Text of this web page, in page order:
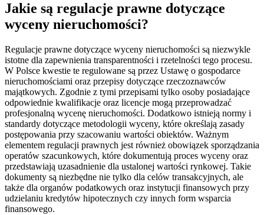
Jakie są regulacje prawne dotyczące
wyceny nieruchomości?
Regulacje prawne dotyczące wyceny nieruchomości są niezwykle
istotne dla zapewnienia transparentności i rzetelności tego procesu.
W Polsce kwestie te regulowane są przez Ustawę o gospodarce
nieruchomościami oraz przepisy dotyczące rzeczoznawców
majątkowych. Zgodnie z tymi przepisami tylko osoby posiadające
odpowiednie kwalifikacje oraz licencje mogą przeprowadzać
profesjonalną wycenę nieruchomości. Dodatkowo istnieją normy i
standardy dotyczące metodologii wyceny, które określają zasady
postępowania przy szacowaniu wartości obiektów. Ważnym
elementem regulacji prawnych jest również obowiązek sporządzania
operatów szacunkowych, które dokumentują proces wyceny oraz
przedstawiają uzasadnienie dla ustalonej wartości rynkowej. Takie
dokumenty są niezbędne nie tylko dla celów transakcyjnych, ale
także dla organów podatkowych oraz instytucji finansowych przy
udzielaniu kredytów hipotecznych czy innych form wsparcia
finansowego.